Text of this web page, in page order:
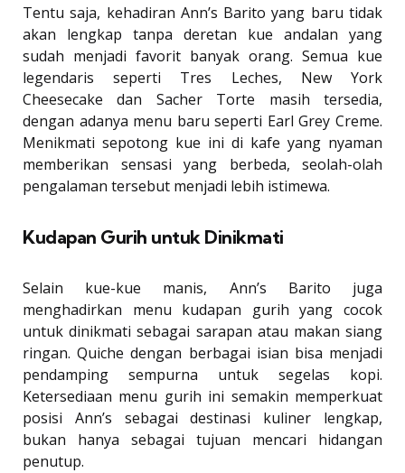
Tentu saja, kehadiran Ann’s Barito yang baru tidak
akan lengkap tanpa deretan kue andalan yang
sudah menjadi favorit banyak orang. Semua kue
legendaris seperti Tres Leches, New York
Cheesecake dan Sacher Torte masih tersedia,
dengan adanya menu baru seperti Earl Grey Creme.
Menikmati sepotong kue ini di kafe yang nyaman
memberikan sensasi yang berbeda, seolah-olah
pengalaman tersebut menjadi lebih istimewa.
Kudapan Gurih untuk Dinikmati
Selain kue-kue manis, Ann’s Barito juga
menghadirkan menu kudapan gurih yang cocok
untuk dinikmati sebagai sarapan atau makan siang
ringan. Quiche dengan berbagai isian bisa menjadi
pendamping sempurna untuk segelas kopi.
Ketersediaan menu gurih ini semakin memperkuat
posisi Ann’s sebagai destinasi kuliner lengkap,
bukan hanya sebagai tujuan mencari hidangan
penutup.